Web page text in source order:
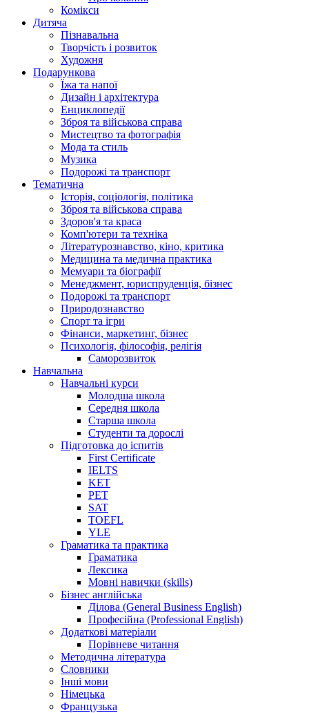
Комікси
Дитяча
Пізнавальна
Творчість і розвиток
Художня
Подарункова
Їжа та напої
Дизайн і архітектура
Енциклопедії
Зброя та військова справа
Мистецтво та фотографія
Мода та стиль
Музика
Подорожі та транспорт
Тематична
Історія, соціологія, політика
Зброя та військова справа
Здоров'я та краса
Комп'ютери та техніка
Літературознавство, кіно, критика
Медицина та медична практика
Мемуари та біографії
Менеджмент, юриспруденція, бізнес
Подорожі та транспорт
Природознавство
Спорт та ігри
Фінанси, маркетинг, бізнес
Психологія, філософія, релігія
Саморозвиток
Навчальна
Навчальні курси
Молодша школа
Середня школа
Старша школа
Студенти та дорослі
Підготовка до іспитів
First Certificate
IELTS
KET
PET
SAT
TOEFL
YLE
Граматика та практика
Граматика
Лексика
Мовні навички (skills)
Бізнес англійська
Ділова (General Business English)
Професійна (Professional English)
Додаткові матеріали
Порівневе читання
Методична література
Словники
Інші мови
Німецька
Французька